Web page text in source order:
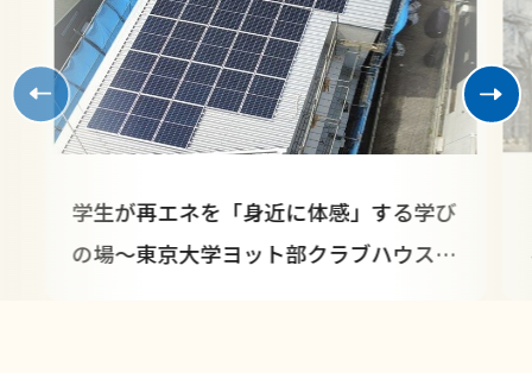
学生が再エネを「身近に体感」する学び
の場～東京大学ヨット部クラブハウス